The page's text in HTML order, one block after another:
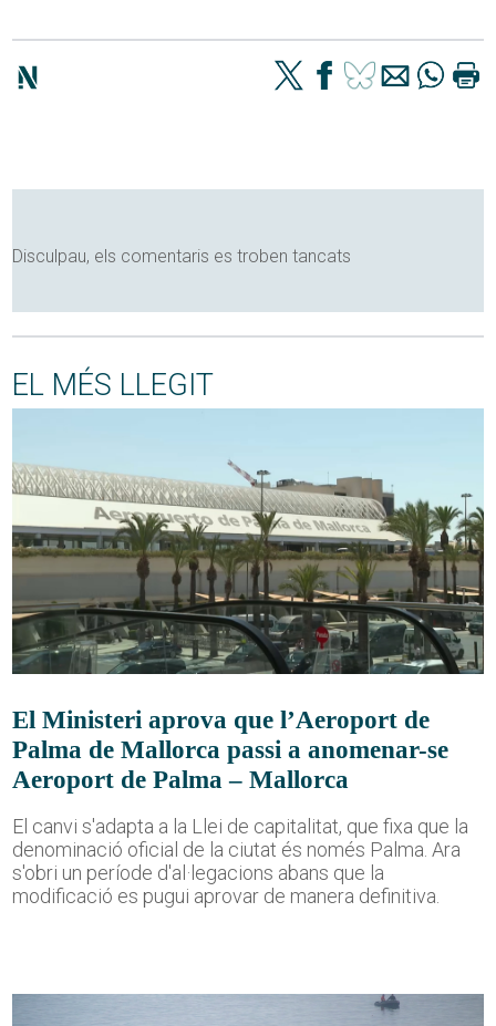
Disculpau, els comentaris es troben tancats
EL MÉS LLEGIT
El Ministeri aprova que l’Aeroport de
Palma de Mallorca passi a anomenar-se
Aeroport de Palma – Mallorca
El canvi s'adapta a la Llei de capitalitat, que fixa que la
denominació oficial de la ciutat és només Palma. Ara
s'obri un període d'al·legacions abans que la
modificació es pugui aprovar de manera definitiva.